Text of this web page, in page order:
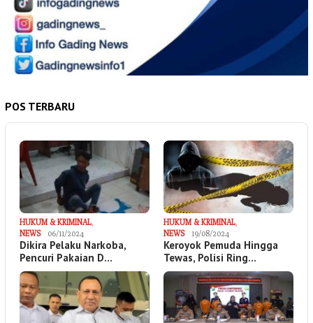
POS TERBARU
HUKUM & KRIMINAL
NEWS
06/11/2024
Dikira Pelaku Narkoba,
Pencuri Pakaian D…
HUKUM & KRIMINAL
NEWS
19/08/2024
Keroyok Pemuda Hingga
Tewas, Polisi Ring…